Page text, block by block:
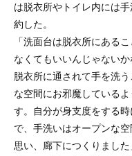
は脱衣所やトイレ内には
約した。
「洗面台は脱衣所にある
なくてもいいんじゃない
脱衣所に通されて手を洗
な空間にお邪魔している
す。自分が身支度をする
で、手洗いはオープンな
思い、廊下につくりました